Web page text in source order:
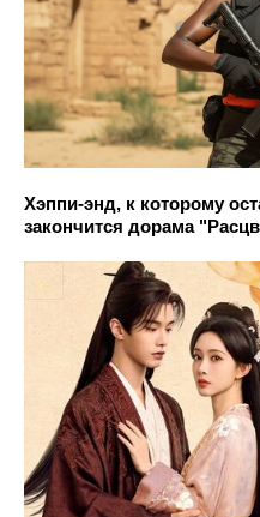
Хэппи-энд, к которому
закончится дорама